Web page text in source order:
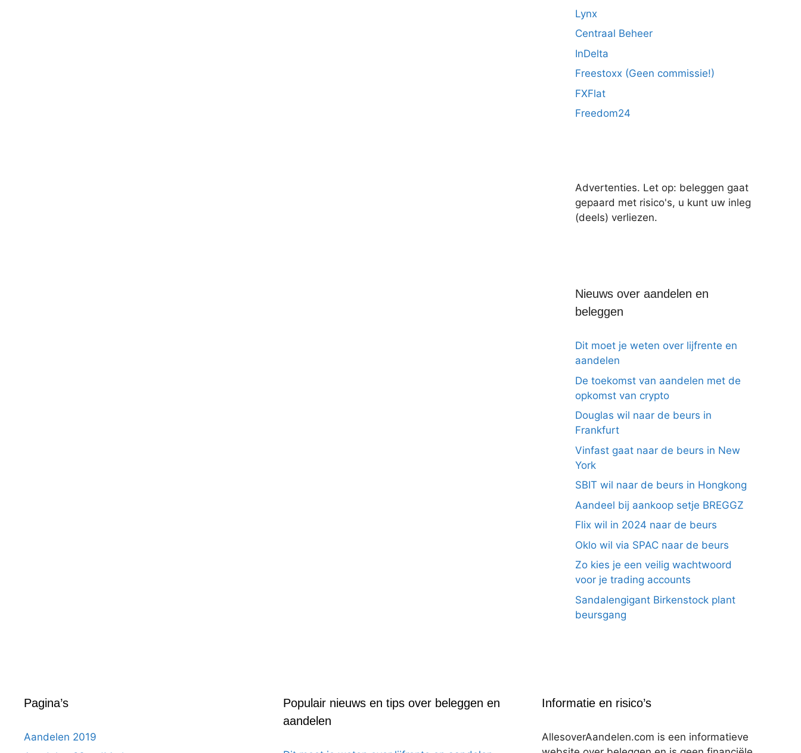
Lynx
Centraal Beheer
InDelta
Freestoxx (Geen commissie!)
FXFlat
Freedom24
Advertenties. Let op: beleggen gaat
gepaard met risico's, u kunt uw inleg
(deels) verliezen.
Nieuws over aandelen en
beleggen
Dit moet je weten over lijfrente en
aandelen
De toekomst van aandelen met de
opkomst van crypto
Douglas wil naar de beurs in
Frankfurt
Vinfast gaat naar de beurs in New
York
SBIT wil naar de beurs in Hongkong
Aandeel bij aankoop setje BREGGZ
Flix wil in 2024 naar de beurs
Oklo wil via SPAC naar de beurs
Zo kies je een veilig wachtwoord
voor je trading accounts
Sandalengigant Birkenstock plant
beursgang
Pagina’s
Aandelen 2019
Populair nieuws en tips over beleggen en
aandelen
Informatie en risico’s
AllesoverAandelen.com is een informatieve